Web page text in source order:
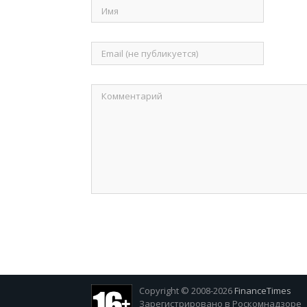
Copyright © 2008-2026 FinanceTimes
Зарегистрировано в Роскомнадзоре